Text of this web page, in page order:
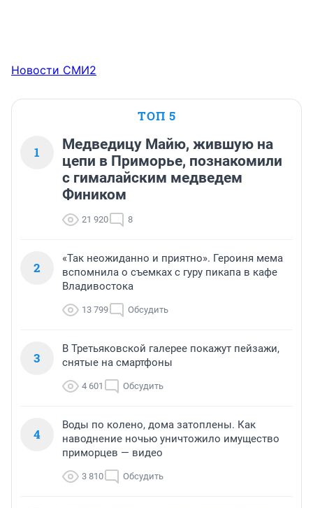
Новости СМИ2
ТОП 5
1
Медведицу Майю, жившую на
цепи в Приморье, познакомили
с гималайским медведем
Фиником
21 920 8
2
«Так неожиданно и приятно». Героиня мема
вспомнила о съемках с гуру пикапа в кафе
Владивостока
13 799 Обсудить
3
В Третьяковской галерее покажут пейзажи,
снятые на смартфоны
4 601 Обсудить
4
Воды по колено, дома затоплены. Как
наводнение ночью уничтожило имущество
приморцев — видео
3 810 Обсудить